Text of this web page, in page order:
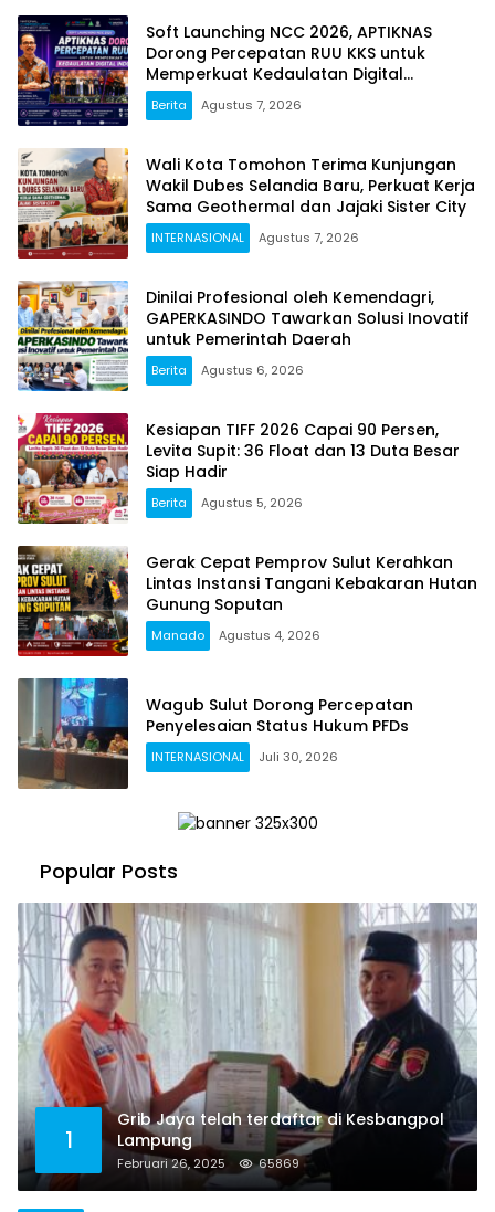
Soft Launching NCC 2026, APTIKNAS
Dorong Percepatan RUU KKS untuk
Memperkuat Kedaulatan Digital
Indonesia
Berita Agustus 7, 2026
Wali Kota Tomohon Terima Kunjungan
Wakil Dubes Selandia Baru, Perkuat Kerja
Sama Geothermal dan Jajaki Sister City
INTERNASIONAL Agustus 7, 2026
Dinilai Profesional oleh Kemendagri,
GAPERKASINDO Tawarkan Solusi Inovatif
untuk Pemerintah Daerah
Berita Agustus 6, 2026
Kesiapan TIFF 2026 Capai 90 Persen,
Levita Supit: 36 Float dan 13 Duta Besar
Siap Hadir
Berita Agustus 5, 2026
Gerak Cepat Pemprov Sulut Kerahkan
Lintas Instansi Tangani Kebakaran Hutan
Gunung Soputan
Manado Agustus 4, 2026
Wagub Sulut Dorong Percepatan
Penyelesaian Status Hukum PFDs
INTERNASIONAL Juli 30, 2026
Popular Posts
1
Grib Jaya telah terdaftar di Kesbangpol
Lampung
Februari 26, 2025 65869